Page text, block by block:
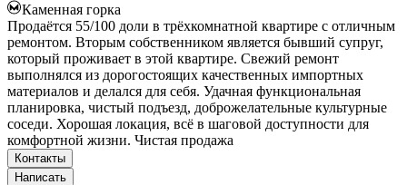
Каменная горка
Продаётся 55/100 доли в трёхкомнатной квартире с отличным
ремонтом. Вторым собственником является бывший супруг,
который проживает в этой квартире. Свежий ремонт
выполнялся из дорогостоящих качественных импортных
материалов и делался для себя. Удачная функциональная
планировка, чистый подъезд, доброжелательные культурные
соседи. Хорошая локация, всё в шаговой доступности для
комфортной жизни. Чистая продажа
Контакты
Написать